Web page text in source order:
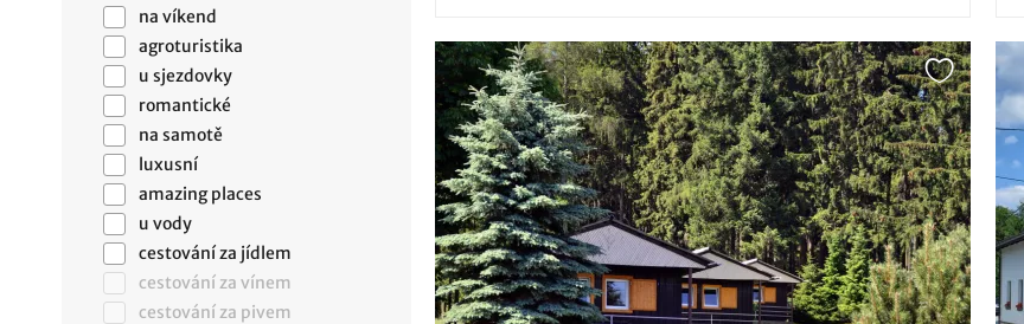
na víkend
agroturistika
u sjezdovky
romantické
na samotě
luxusní
amazing places
u vody
cestování za jídlem
cestování za vínem
cestování za pivem